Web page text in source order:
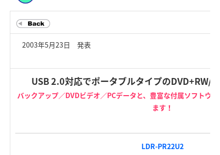
2003年5月23日 発表
USB 2.0対応でポータブルタイプのDVD+RW/
バックアップ／DVDビデオ／PCデータと、豊富な付属ソフトウ
ます！
LDR-PR22U2